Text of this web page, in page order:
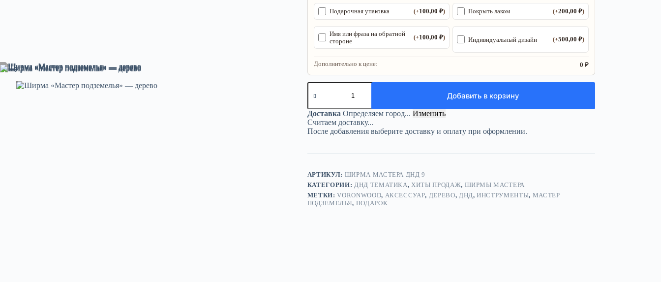
Подарочная упаковка (+100,00₽) Покрыть лаком (+200,00 ₽)
Имя или фраза на обратной
стороне
(+100,00₽) Индивидуальный дизайн (+500,00 ₽)
Дополнительно к цене: 0 ₽
Количество
товара
«Мастер
подземелья»
—
дерево
Добавить в корзину
Доставка Определяем город... Изменить
Считаем доставку...
После добавления выберите доставку и оплату при оформлении.
АРТИКУЛ: ШИРМА МАСТЕРА ДНД 9
КАТЕГОРИИ: ДНД ТЕМАТИКА, ХИТЫ ПРОДАЖ, ШИРМЫ МАСТЕРА
МЕТКИ:VORONWOOD, АКСЕССУАР, ДЕРЕВО, ДНД,ИНСТРУМЕНТЫ, МАСТЕР
ПОДЗЕМЕЛЬЯ, ПОДАРОК